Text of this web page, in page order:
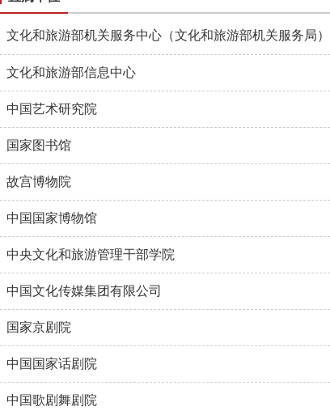
文化和旅游部机关服务中心（文化和旅游部机关服务局）
文化和旅游部信息中心
中国艺术研究院
国家图书馆
故宫博物院
中国国家博物馆
中央文化和旅游管理干部学院
中国文化传媒集团有限公司
国家京剧院
中国国家话剧院
中国歌剧舞剧院